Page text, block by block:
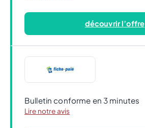
découvrir l’offre
Bulletin conforme en 3 minutes
Lire notre avis